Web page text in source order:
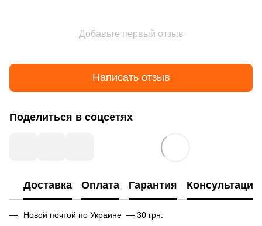
Добавьте первый отзыв
Написать отзыв
Поделиться в соцсетях
Доставка Оплата Гарантия Консультация
Новой почтой по Украине — 30 грн.